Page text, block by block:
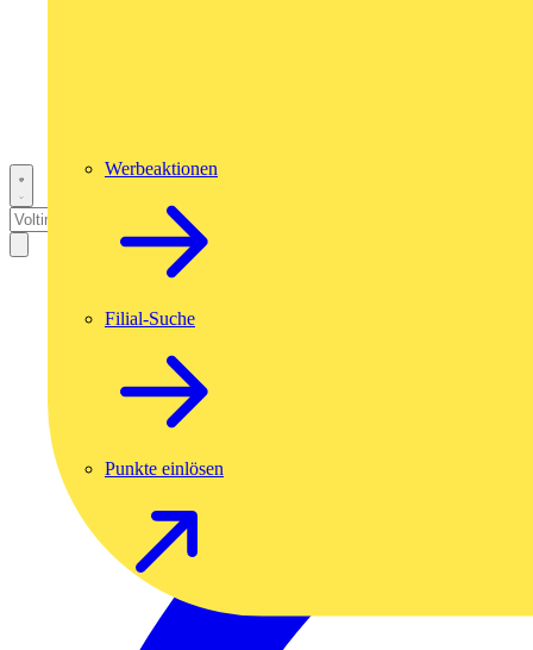
Werbeaktionen
Filial-Suche
Punkte einlösen